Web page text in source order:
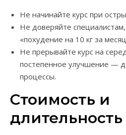
Не начинайте курс при
Не доверяйте
«похудение на 10 кг за
Не прерывайте курс на
постепенное улучшение —
процессы.
Стоимость и
длительность